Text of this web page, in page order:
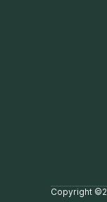
Copyright